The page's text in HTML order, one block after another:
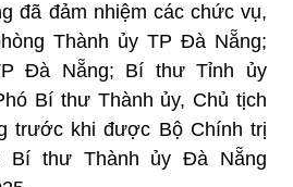
đã đảm nhiệm các chức vụ,
Thành ủy TP Đà Nẵng;
Đà Nẵng; Bí thư Tỉnh ủy
Bí thư Thành ủy, Chủ tịch
trước khi được Bộ Chính trị
Bí thư Thành ủy Đà Nẵng